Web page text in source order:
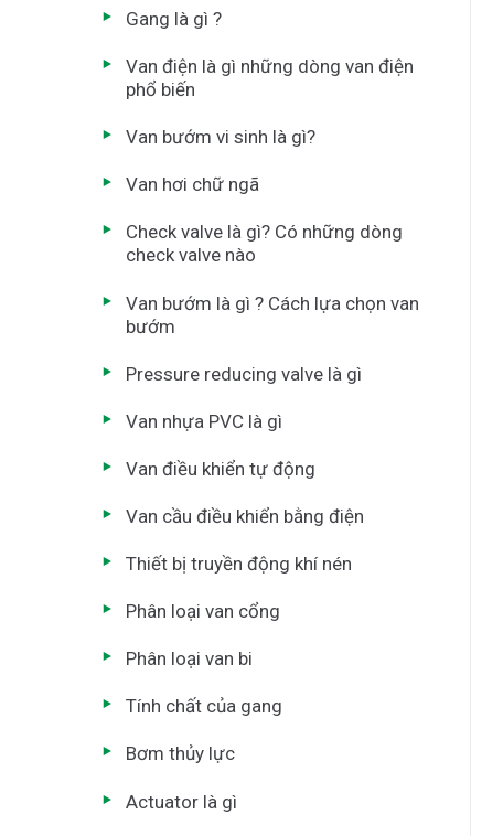
Gang là gì ?
Van điện là gì những dòng van điện
phổ biến
Van bướm vi sinh là gì?
Van hơi chữ ngã
Check valve là gì? Có những dòng
check valve nào
Van bướm là gì ? Cách lựa chọn van
bướm
Pressure reducing valve là gì
Van nhựa PVC là gì
Van điều khiển tự động
Van cầu điều khiển bằng điện
Thiết bị truyền động khí nén
Phân loại van cổng
Phân loại van bi
Tính chất của gang
Bơm thủy lực
Actuator là gì